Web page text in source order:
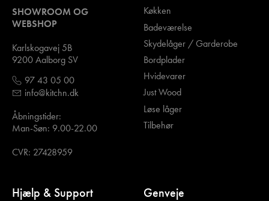
SHOWROOM OG
WEBSHOP
Karlskogavej 5B
9200 Aalborg SV
97 43 05 00
info@kitchn.dk
Åbningstider:
Man-Søn: 9.00-22.00
CVR: 27428959
Køkken
Badeværelse
Skydelåger / Garderobe
Bordplader
Hvidevarer
Just Wood
Løse låger
Tilbehør
Hjælp & Support Genveje